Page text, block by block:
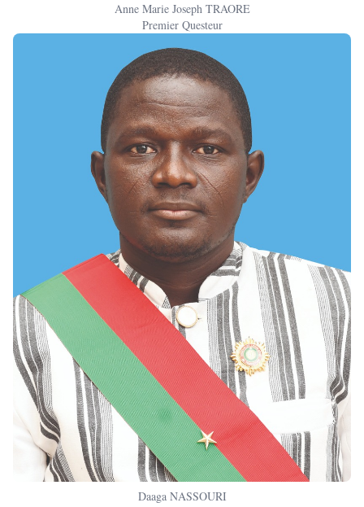
Anne Marie Joseph TRAORE
Premier Questeur
Daaga NASSOURI